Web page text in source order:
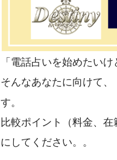
「電話占いを始めたい
そんなあなたに向けて、
す。
比較ポイント（料金、
にしてください。。